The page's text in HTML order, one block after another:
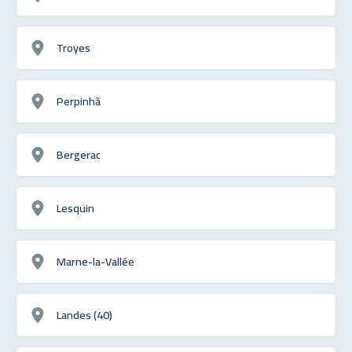
Troyes
Perpinhã
Bergerac
Lesquin
Marne-la-Vallée
Landes (40)